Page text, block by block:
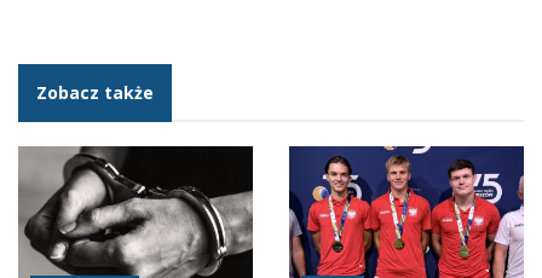
Zobacz także